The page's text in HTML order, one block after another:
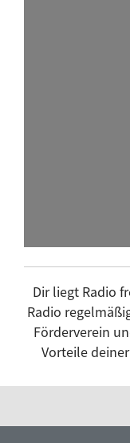
Radio Wecker
RéMarks
rhythm shuffle
Rock'n'Roll
Russkij Express
Dir liegt Radio
Radio
Förderverein
Vorteile